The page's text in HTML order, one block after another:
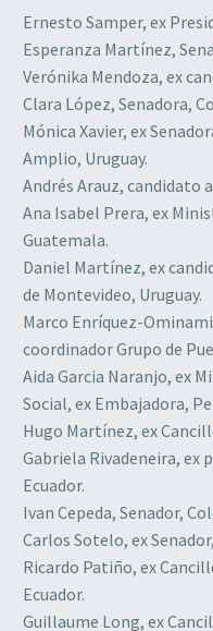
Ernesto Samper, ex
Esperanza Martínez,
Verónika Mendoza, ex
Clara López, Senadora,
Mónica Xavier, ex
Amplio, Uruguay.
Andrés Arauz, candidato
Ana Isabel Prera, ex
Guatemala.
Daniel Martínez, ex
de Montevideo, Uruguay.
Marco Enríquez-
coordinador Grupo de
Aida Garcia Naranjo, ex
Social, ex Embajadora,
Hugo Martínez, ex
Gabriela Rivadeneira, ex
Ecuador.
Ivan Cepeda, Senador,
Carlos Sotelo, ex
Ricardo Patiño, ex
Ecuador.
Guillaume Long, ex